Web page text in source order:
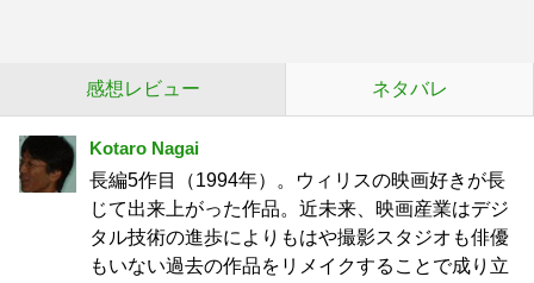
感想レビュー ネタバレ
Kotaro Nagai
長編5作目（1994年）。ウィリスの映画好きが長
じて出来上がった作品。近未来、映画産業はデジ
タル技術の進歩によりもはや撮影スタジオも俳優
もいない過去の作品をリメイクすることで成り立